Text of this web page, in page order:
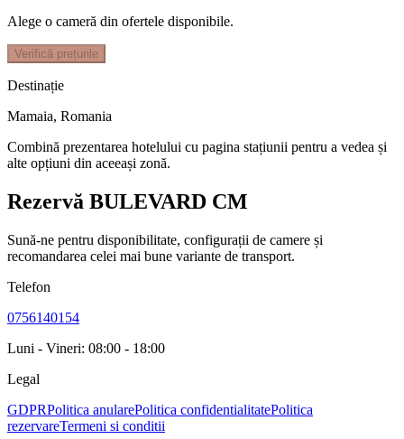
Alege o cameră din ofertele disponibile.
Verifică prețurile
Destinație
Mamaia, Romania
Combină prezentarea hotelului cu pagina stațiunii pentru a vedea și
alte opțiuni din aceeași zonă.
Rezervă BULEVARD CM
Sună-ne pentru disponibilitate, configurații de camere și
recomandarea celei mai bune variante de transport.
Telefon
0756140154
Luni - Vineri: 08:00 - 18:00
Legal
GDPRPolitica anularePolitica confidentialitatePolitica
rezervareTermeni si conditii